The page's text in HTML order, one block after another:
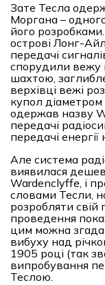
Зате Тесла
Моргана –
його
острові Лонг-
передачі
спорудили вежу
шахтою,
верхівці вежі
купол
одержав назву
передачі
передачі енергії
Але система
виявилася
Wardenclyffe, і
словами Тесли,
розробляти свій
проведення
цим можна
вибуху над
1905 році (так
випробування
Теслою.